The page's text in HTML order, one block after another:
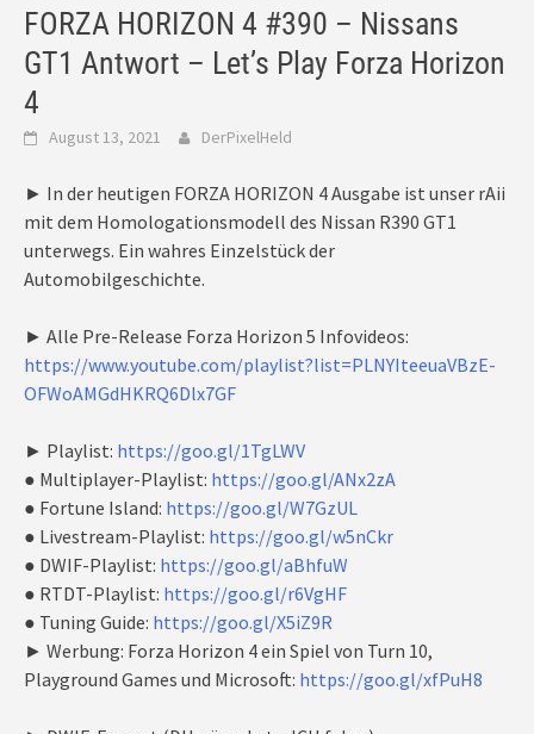
FORZA HORIZON 4 #390 – Nissans
GT1 Antwort – Let’s Play Forza Horizon
4
August 13, 2021 DerPixelHeld
► In der heutigen FORZA HORIZON 4 Ausgabe ist unser rAii
mit dem Homologationsmodell des Nissan R390 GT1
unterwegs. Ein wahres Einzelstück der
Automobilgeschichte.
► Alle Pre-Release Forza Horizon 5 Infovideos:
https://www.youtube.com/playlist?list=PLNYIteeuaVBzE-
OFWoAMGdHKRQ6Dlx7GF
► Playlist: https://goo.gl/1TgLWV
● Multiplayer-Playlist: https://goo.gl/ANx2zA
● Fortune Island: https://goo.gl/W7GzUL
● Livestream-Playlist: https://goo.gl/w5nCkr
● DWIF-Playlist: https://goo.gl/aBhfuW
● RTDT-Playlist: https://goo.gl/r6VgHF
● Tuning Guide: https://goo.gl/X5iZ9R
► Werbung: Forza Horizon 4 ein Spiel von Turn 10,
Playground Games und Microsoft: https://goo.gl/xfPuH8